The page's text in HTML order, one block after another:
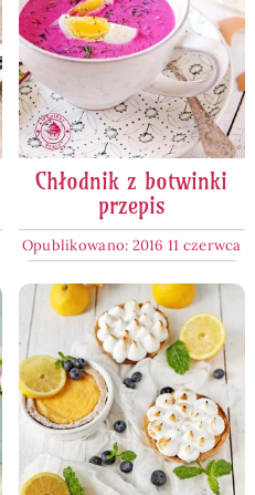
Chłodnik z botwinki
przepis
Opublikowano: 2016 11 czerwca